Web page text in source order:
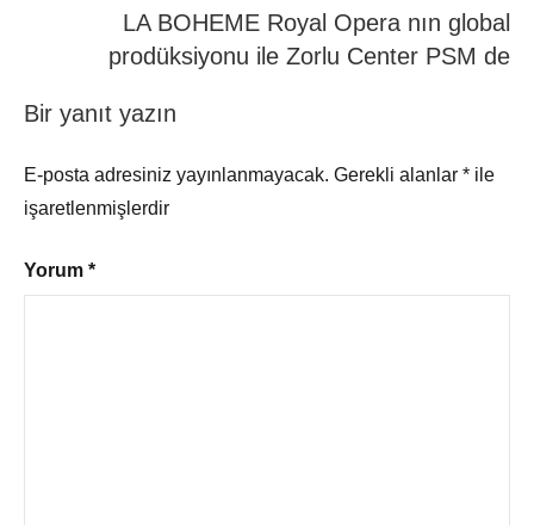
LA BOHEME Royal Opera nın global
prodüksiyonu ile Zorlu Center PSM de
Bir yanıt yazın
E-posta adresiniz yayınlanmayacak. Gerekli alanlar * ile
işaretlenmişlerdir
Yorum *